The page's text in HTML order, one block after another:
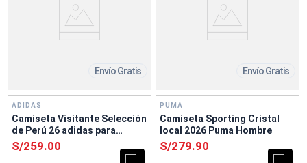
Envío Gratis
ADIDAS
Camiseta Visitante Selección
de Perú 26 adidas para
Hombre
S/259.00
Envío Gratis
PUMA
Camiseta Sporting Cristal
local 2026 Puma Hombre
S/279.90